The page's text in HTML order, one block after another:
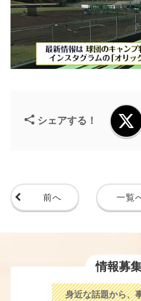
シェアする！
前へ 一覧
情報募
身近な話題から、